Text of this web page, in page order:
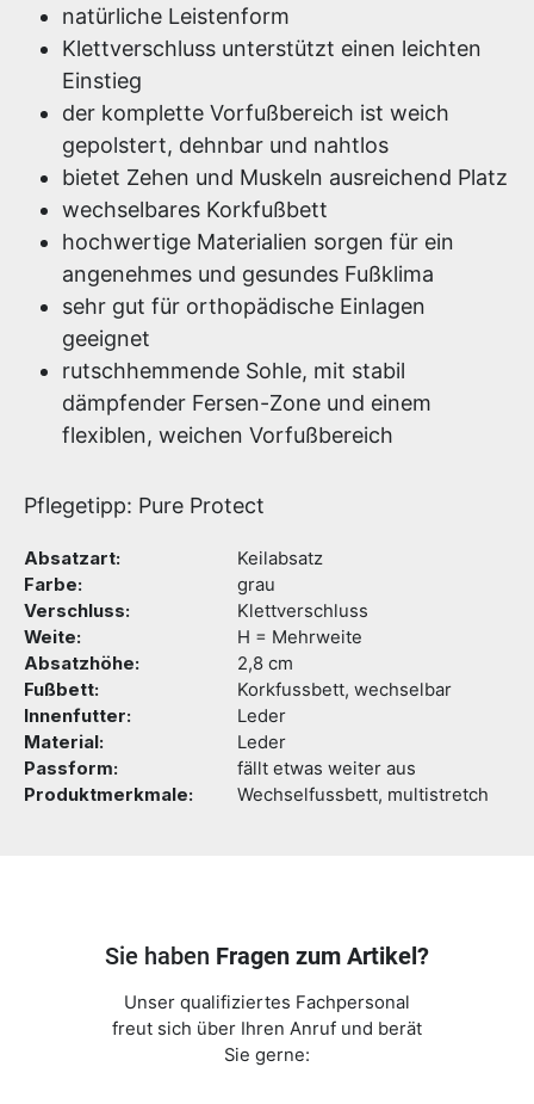
natürliche Leistenform
Klettverschluss unterstützt einen leichten
Einstieg
der komplette Vorfußbereich ist weich
gepolstert, dehnbar und nahtlos
bietet Zehen und Muskeln ausreichend Platz
wechselbares Korkfußbett
hochwertige Materialien sorgen für ein
angenehmes und gesundes Fußklima
sehr gut für orthopädische Einlagen
geeignet
rutschhemmende Sohle, mit stabil
dämpfender Fersen-Zone und einem
flexiblen, weichen Vorfußbereich
Pflegetipp: Pure Protect
Absatzart:
Keilabsatz
Farbe:
grau
Verschluss:
Klettverschluss
Weite:
H = Mehrweite
Absatzhöhe:
2,8 cm
Fußbett:
Korkfussbett, wechselbar
Innenfutter:
Leder
Material:
Leder
Passform:
fällt etwas weiter aus
Produktmerkmale:
Wechselfussbett, multistretch
Sie haben Fragen zum Artikel?
Unser qualifiziertes Fachpersonal
freut sich über Ihren Anruf und berät
Sie gerne: